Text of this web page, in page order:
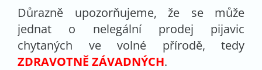
Důrazně upozorňujeme, že se může
jednat o nelegální prodej pijavic
chytaných ve volné přírodě, tedy
ZDRAVOTNĚ ZÁVADNÝCH.